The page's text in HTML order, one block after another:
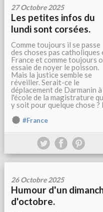
27 Octobre 2025
Les petites infos du
lundi sont corsées.
Comme toujours il se passe
des choses pas catholiques
France et comme toujours
essaie de noyer le poisson.
Mais la justice semble se
réveiller. Serait-ce le
déplacement de Darmanin à
l'école de la magistrature
y soit pour quelque chose ?
#France
26 Octobre 2025
Humour d'un
d'octobre.